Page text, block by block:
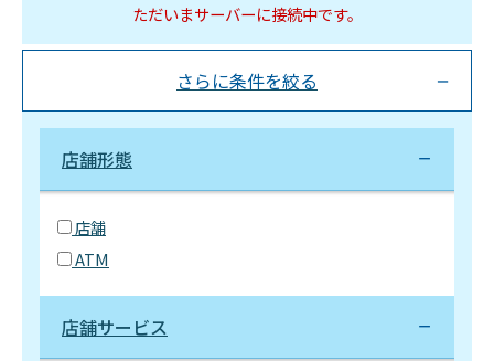
ただいまサーバーに接続中です。
さらに条件を絞る
店舗形態
店舗
ATM
店舗サービス